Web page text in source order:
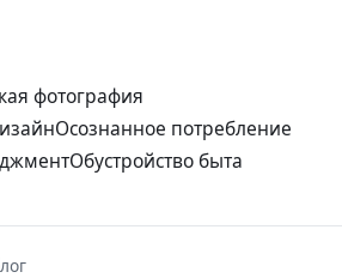
фотография
Осознанное потребление
Обустройство быта